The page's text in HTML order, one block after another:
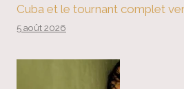
Cuba et le tournant complet
5 août 2026